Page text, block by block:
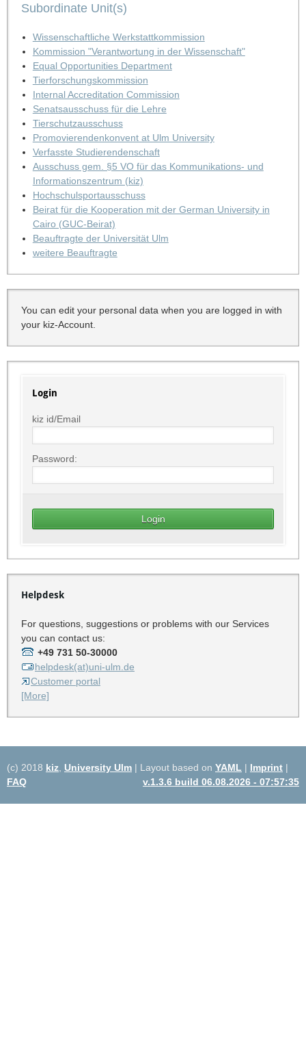
Subordinate Unit(s)
Wissenschaftliche Werkstattkommission
Kommission "Verantwortung in der Wissenschaft"
Equal Opportunities Department
Tierforschungskommission
Internal Accreditation Commission
Senatsausschuss für die Lehre
Tierschutzausschuss
Promovierendenkonvent at Ulm University
Verfasste Studierendenschaft
Ausschuss gem. §5 VO für das Kommunikations- und
Informationszentrum (kiz)
Hochschulsportausschuss
Beirat für die Kooperation mit der German University in
Cairo (GUC-Beirat)
Beauftragte der Universität Ulm
weitere Beauftragte
You can edit your personal data when you are logged in with
your kiz-Account.
Login
kiz id/Email
Password:
Helpdesk
For questions, suggestions or problems with our Services
you can contact us:
+49 731 50-30000
helpdesk(at)uni-ulm.de
Customer portal
[More]
(c) 2018 kiz University Ulm | Layout based on YAML | Imprint |
FAQ
v.1.3.6 build 06.08.2026 - 07:57:35